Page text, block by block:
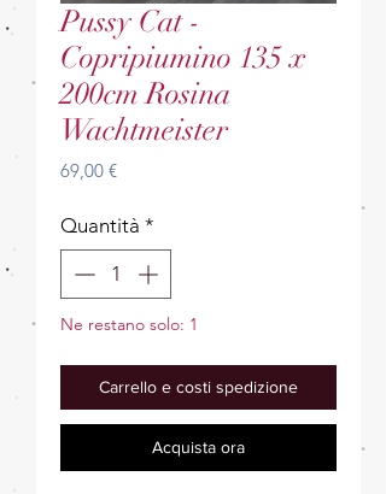
Pussy Cat -
Copripiumino 135 x
200cm Rosina
Wachtmeister
69,00 €Prezzo
Quantità *
Ne restano solo: 1
Carrello e costi spedizione
Acquista ora